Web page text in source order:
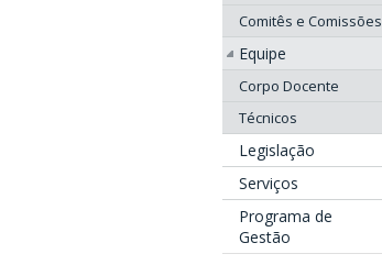
Comitês e Comissões
Equipe
Corpo Docente
Técnicos
Legislação
Serviços
Programa de
Gestão